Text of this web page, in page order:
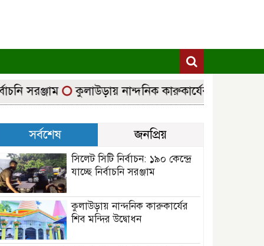
সরঞ্জাম কুলাউড়ায় নান্দনিক কারুকার্যের শিব মন্দির
সর্বশেষ জনপ্রিয়
সিলেট সিটি নির্বাচন: ১৯০ কেন্দ্রে
যাচ্ছে নির্বাচনি সরঞ্জাম
কুলাউড়ায় নান্দনিক কারুকার্যের
শিব মন্দির উদ্বোধন